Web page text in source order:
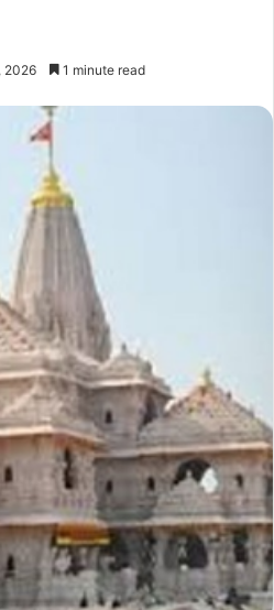
2026 1 minute read